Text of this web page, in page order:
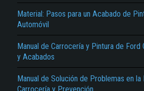
Material: Pasos para un Acabado de
Automóvil
Manual de Carrocería y Pintura de Ford
y Acabados
Manual de Solución de Problemas en la
Carrocería y Prevención
No carga o no se visualiza el